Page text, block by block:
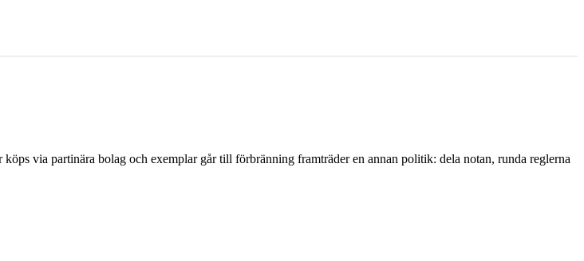
via partinära bolag och exemplar går till förbränning framträder en annan politik: dela notan, runda reglerna